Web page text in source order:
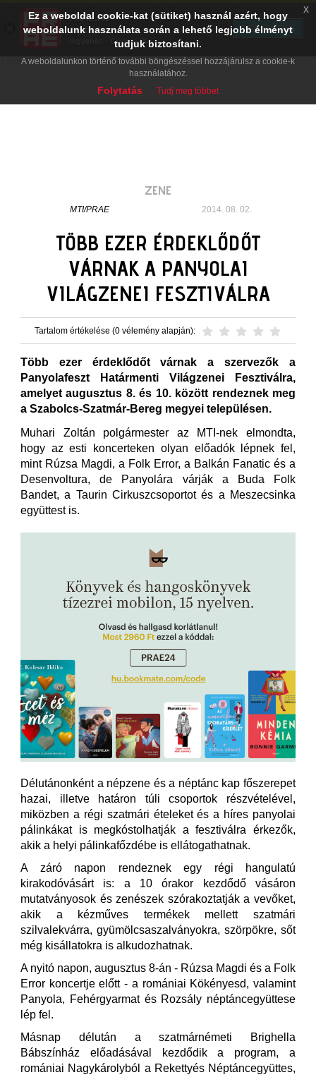
ZENE
MTI/PRAE 2014. 08. 02.
TÖBB EZER ÉRDEKLŐDŐT
VÁRNAK A PANYOLAI
VILÁGZENEI FESZTIVÁLRA
Tartalom értékelése (0 vélemény alapján):
Több ezer érdeklődőt várnak a szervezők a
Panyolafeszt Határmenti Világzenei Fesztiválra,
amelyet augusztus 8. és 10. között rendeznek meg
a Szabolcs-Szatmár-Bereg megyei településen.
Muhari Zoltán polgármester az MTI-nek elmondta,
hogy az esti koncerteken olyan előadók lépnek fel,
mint Rúzsa Magdi, a Folk Error, a Balkán Fanatic és a
Desenvoltura, de Panyolára várják a Buda Folk
Bandet, a Taurin Cirkuszcsoportot és a Meszecsinka
együttest is.
Délutánonként a népzene és a néptánc kap főszerepet
hazai, illetve határon túli csoportok részvételével,
miközben a régi szatmári ételeket és a híres panyolai
pálinkákat is megkóstolhatják a fesztiválra érkezők,
akik a helyi pálinkafőzdébe is ellátogathatnak.
A záró napon rendeznek egy régi hangulatú
kirakodóvásárt is: a 10 órakor kezdődő vásáron
mutatványosok és zenészek szórakoztatják a vevőket,
akik a kézműves termékek mellett szatmári
szilvalekvárra, gyümölcsaszalványokra, szörpökre, sőt
még kisállatokra is alkudozhatnak.
A nyitó napon, augusztus 8-án - Rúzsa Magdi és a Folk
Error koncertje előtt - a romániai Kökényesd, valamint
Panyola, Fehérgyarmat és Rozsály néptáncegyüttese
lép fel.
Másnap délután a szatmárnémeti Brighella
Bábszínház előadásával kezdődik a program, a
romániai Nagykárolyból a Rekettyés Néptáncegyüttes,
Ez a weboldal cookie-kat (sütiket) használ azért, hogy
weboldalunk használata során a lehető legjobb élményt
tudjuk biztosítani.
A weboldalunkon történő további böngészéssel hozzájárulsz a cookie-k
használatához.
Folytatás Tudj meg többet
x
PRAE.HU
Digital Evolution
Ingyenes - Google Play
TELEPÍTÉS